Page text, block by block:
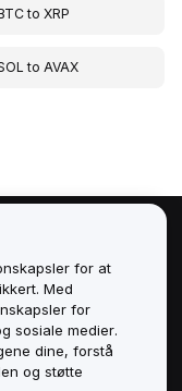
to XRP
to AVAX
for at
Med
for
sosiale medier.
dine, forstå
og støtte